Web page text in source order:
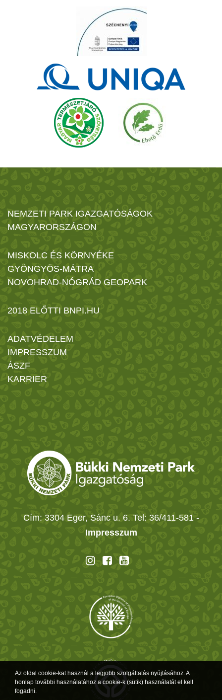
NEMZETI PARK IGAZGATÓSÁGOK
MAGYARORSZÁGON
MISKOLC ÉS KÖRNYÉKE
GYÖNGYÖS-MÁTRA
NOVOHRAD-NÓGRÁD GEOPARK
2018 ELŐTTI BNPI.HU
ADATVÉDELEM
IMPRESSZUM
ÁSZF
KARRIER
Cím: 3304 Eger, Sánc u. 6. Tel: 36/411-581 -
Impresszum
Az oldal cookie-kat használ a legjobb szolgáltatás nyújtásához. A
honlap további használatához a cookie-k (sütik) használatát el kell
fogadni.